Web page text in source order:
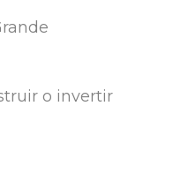
o invertir